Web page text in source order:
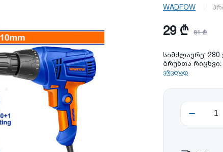
WADFOW
29 ₾ 81 ₾
სიმძლავრე: 280
ბრუნთა
ვრცლად